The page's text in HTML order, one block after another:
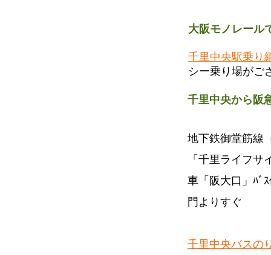
大阪モノレール
千里中央駅乗り
シー乗り場がご
千里中央から阪
地下鉄御堂筋線
「千里ライフ
車「阪大口」ﾊﾞ
門よりすぐ
千里中央バスの